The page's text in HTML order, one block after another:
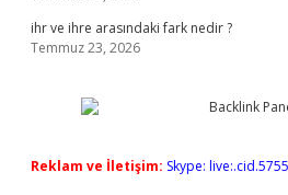
ihr ve ihre arasındaki fark nedir ?
Temmuz 23, 2026
Reklam ve İletişim: Skype: